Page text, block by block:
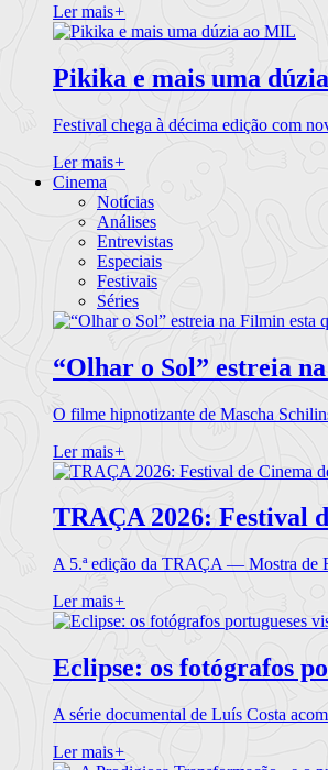
Ler mais+
Pikika e mais uma
Festival chega à décima edição com
Ler mais+
Cinema
Notícias
Análises
Entrevistas
Especiais
Festivais
Séries
“Olhar o Sol” estreia
O filme hipnotizante de Mascha
Ler mais+
TRAÇA 2026: Festival
A 5.ª edição da TRAÇA — Mostra de
Ler mais+
Eclipse: os fotógrafos
A série documental de Luís Costa
Ler mais+